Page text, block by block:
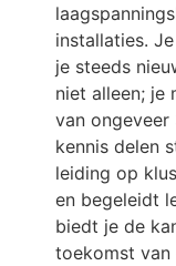
installaties.
je steeds
niet alleen; je
van ongeveer
kennis delen
leiding op
en begeleidt
biedt je de
toekomst van